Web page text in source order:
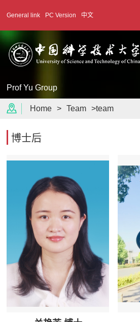
General link PC Version 中文
Prof Yu Group
Home > Team >team
博士后